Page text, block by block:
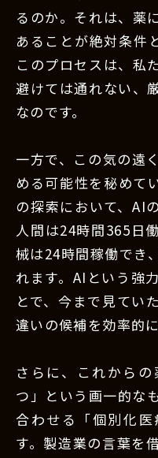
るのか。それは、薬
あることが絶対条件
このプロセスは、私
避けては通れない、
なのです。
一方で、この気の遠
める可能性を秘めて
の探索において、AI
人間は24時間365日
械は24時間稼働でき
れます。AIという強
とで、今まで見てい
違いの候補を効率的
さらに、これから
つ」という画一的な
合わせる「個別化
す。製造業の言葉を